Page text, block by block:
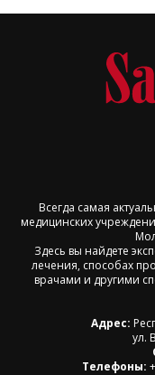
Всегда самая
медицинских
Здесь вы найдете
лечения, способах
врачами и другими
Адрес:
ул.
Телефоны: